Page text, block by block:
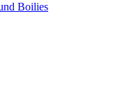
Boilies